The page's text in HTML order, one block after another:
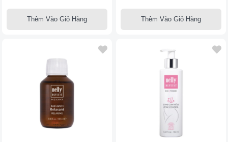
Thêm Vào Giỏ Hàng Thêm Vào Giỏ Hàng